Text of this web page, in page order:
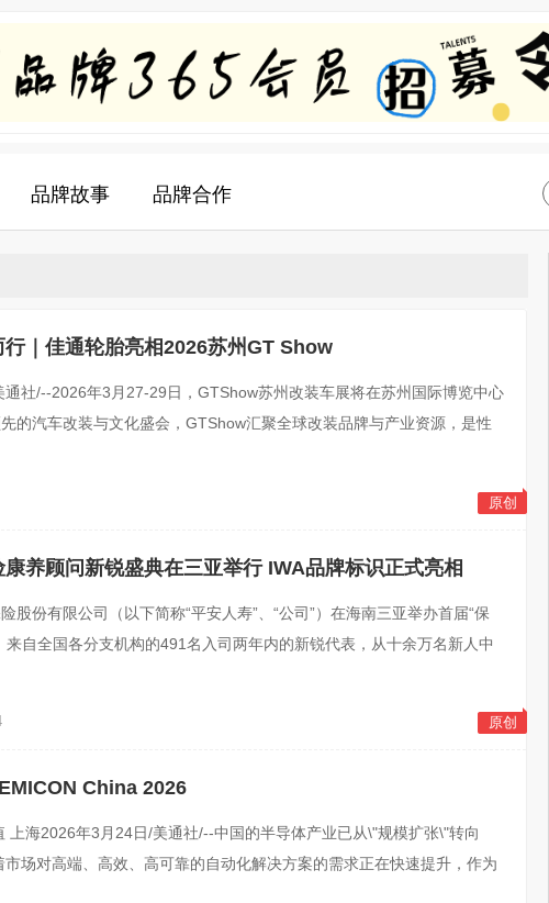
品牌故事 品牌合作
行｜佳通轮胎亮相2026苏州GT Show
通社/--2026年3月27-29日，GTShow苏州改装车展将在苏州国际博览中心
的汽车改装与文化盛会，GTShow汇聚全球改装品牌与产业资源，是性
原创
养顾问新锐盛典在三亚举行 IWA品牌标识正式亮相
股份有限公司‌（以下简称“平安人寿”、“公司”）在海南三亚举办首届“保
来自全国各分支机构的491名入司两年内的新锐代表，从十余万名新人中
原创
China 2026
上海2026年3月24日/美通社/--中国的半导体产业已从\"规模扩张\"转向
场对高端、高效、高可靠的自动化解决方案的需求正在快速提升，作为